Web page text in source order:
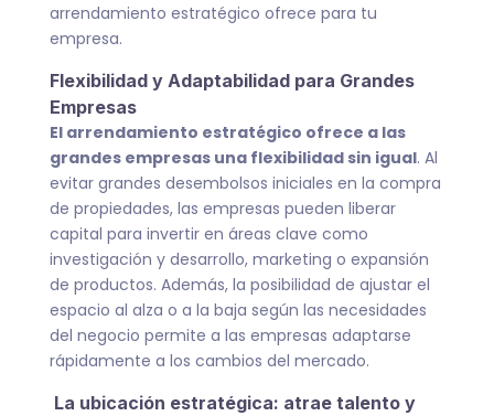
arrendamiento estratégico ofrece para tu
empresa.
Flexibilidad y Adaptabilidad para Grandes
Empresas
El arrendamiento estratégico ofrece a las
grandes empresas una flexibilidad sin igual. Al
evitar grandes desembolsos iniciales en la compra
de propiedades, las empresas pueden liberar
capital para invertir en áreas clave como
investigación y desarrollo, marketing o expansión
de productos. Además, la posibilidad de ajustar el
espacio al alza o a la baja según las necesidades
del negocio permite a las empresas adaptarse
rápidamente a los cambios del mercado.
La ubicación estratégica: atrae talento y